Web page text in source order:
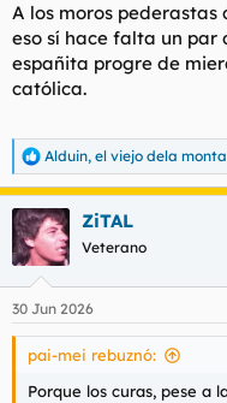
A los moros
eso sí hace falta un par
españita progre de
católica.
R
e
a
c
c
i
e
s
Alduin, el viejo dela
ZiTAL
Veterano
30 Jun 2026
pai-mei rebuznó:
Porque los curas, pese a